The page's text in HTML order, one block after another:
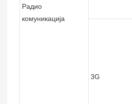
Радио
комуникација
3G